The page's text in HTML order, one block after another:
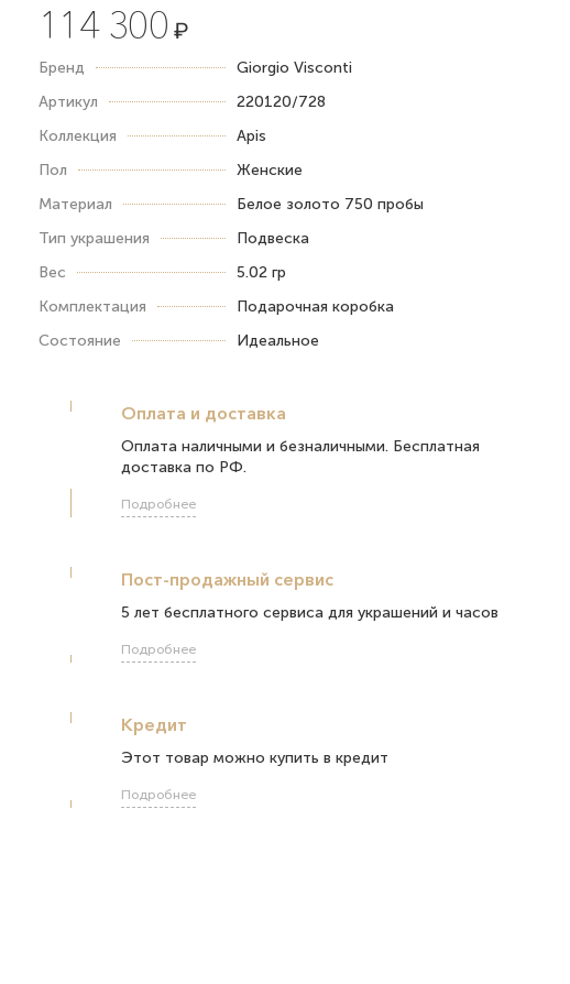
114 300 ₽
Бренд
Giorgio Visconti
Артикул
220120/728
Коллекция
Apis
Пол
Женские
Материал
Белое золото 750 пробы
Тип украшения
Подвеска
Вес
5.02 гр
Комплектация
Подарочная коробка
Состояние
Идеальное
Оплата и доставка
Оплата наличными и безналичными. Бесплатная
доставка по РФ.
Подробнее
Пост-продажный сервис
5 лет бесплатного сервиса для украшений и часов
Подробнее
Кредит
Этот товар можно купить в кредит
Подробнее